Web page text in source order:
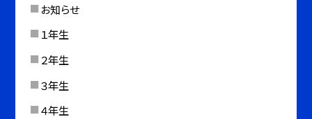
お知らせ
１年生
２年生
３年生
４年生